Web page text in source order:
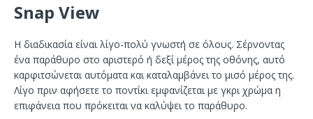
Snap View
Η διαδικασία είναι λίγο-πολύ γνωστή σε όλους. Σέρνοντας
ένα παράθυρο στο αριστερό ή δεξί μέρος της οθόνης, αυτό
καρφιτσώνεται αυτόματα και καταλαμβάνει το μισό μέρος της.
Λίγο πριν αφήσετε το ποντίκι εμφανίζεται με γκρι χρώμα η
επιφάνεια που πρόκειται να καλύψει το παράθυρο.